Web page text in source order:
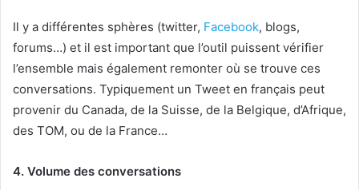
Il y a différentes sphères (twitter, Facebook, blogs,
forums…) et il est important que l’outil puissent vérifier
l’ensemble mais également remonter où se trouve ces
conversations. Typiquement un Tweet en français peut
provenir du Canada, de la Suisse, de la Belgique, d’Afrique,
des TOM, ou de la France…
4. Volume des conversations